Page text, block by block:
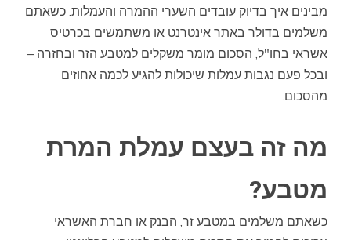
מבינים איך בדיוק עובדים השערי ההמרה והעמלות. כשאתם
משלמים בדולר באתר אינטרנט או משתמשים בכרטיס
אשראי בחו"ל, הסכום מומר משקלים למטבע הזר ובחזרה –
ובכל פעם נגבות עמלות שיכולות להגיע לכמה אחוזים
מהסכום.
מה זה בעצם עמלת המרת
מטבע?
כשאתם משלמים במטבע זר, הבנק או חברת האשראי